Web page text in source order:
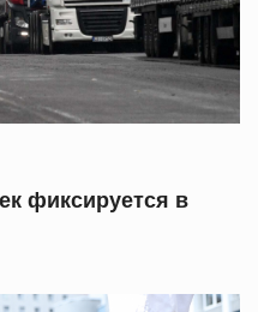
фиксируется в